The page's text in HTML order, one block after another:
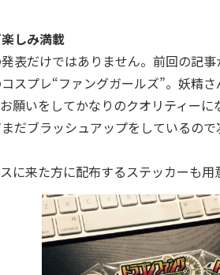
しみ満載
表だけではありません。前回の記
スプレ“ファングガールズ”。妖精
願いをしてかなりのクオリティー
だブラッシュアップをしているの
に来た方に配布するステッカーも用